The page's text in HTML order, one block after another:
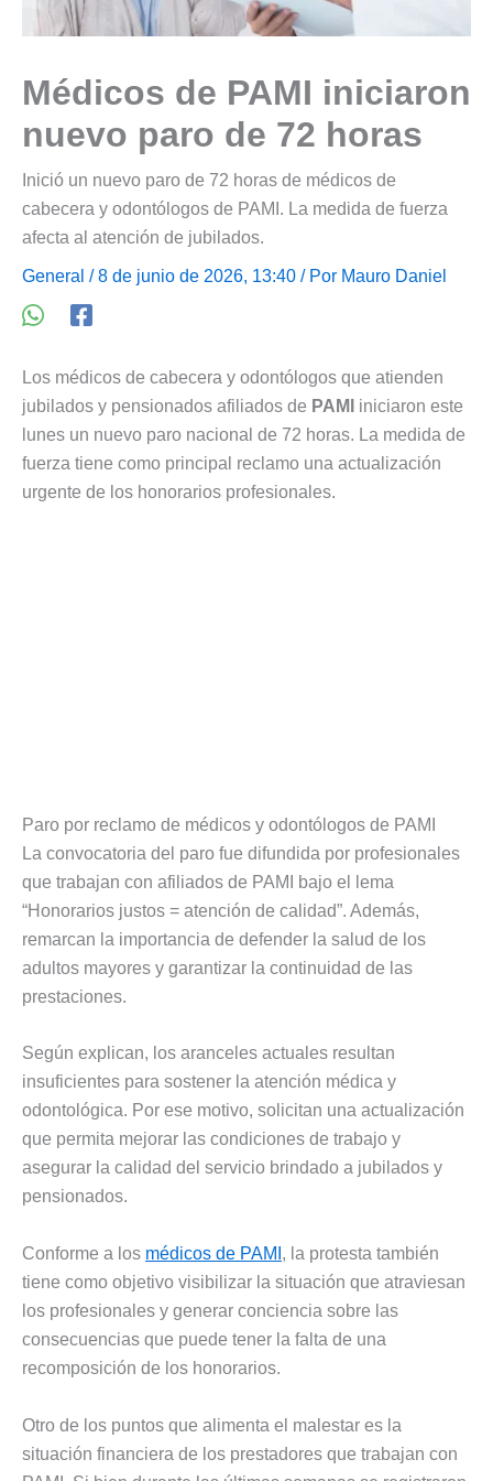
Médicos de PAMI iniciaron
nuevo paro de 72 horas
Inició un nuevo paro de 72 horas de médicos de
cabecera y odontólogos de PAMI. La medida de fuerza
afecta al atención de jubilados.
General / 8 de junio de 2026, 13:40 / Por Mauro Daniel
Los médicos de cabecera y odontólogos que atienden
jubilados y pensionados afiliados de PAMI
iniciaron este
lunes un nuevo paro nacional de 72 horas. La medida de
fuerza tiene como principal reclamo una actualización
urgente de los honorarios profesionales.
Paro por reclamo de médicos y odontólogos de PAMI
La convocatoria del paro fue difundida por profesionales
que trabajan con afiliados de PAMI bajo el lema
“Honorarios justos = atención de calidad”. Además,
remarcan la importancia de defender la salud de los
adultos mayores y garantizar la continuidad de las
prestaciones.
Según explican, los aranceles actuales resultan
insuficientes para sostener la atención médica y
odontológica. Por ese motivo, solicitan una actualización
que permita mejorar las condiciones de trabajo y
asegurar la calidad del servicio brindado a jubilados y
pensionados.
Conforme a los médicos de PAMI , la protesta también
tiene como objetivo visibilizar la situación que atraviesan
los profesionales y generar conciencia sobre las
consecuencias que puede tener la falta de una
recomposición de los honorarios.
Otro de los puntos que alimenta el malestar es la
situación financiera de los prestadores que trabajan con